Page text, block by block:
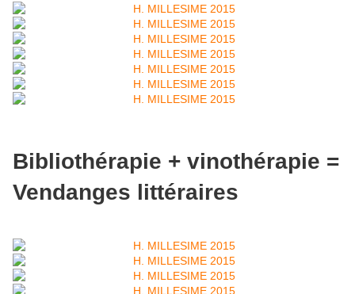
Bibliothérapie + vinothérapie =
Vendanges littéraires